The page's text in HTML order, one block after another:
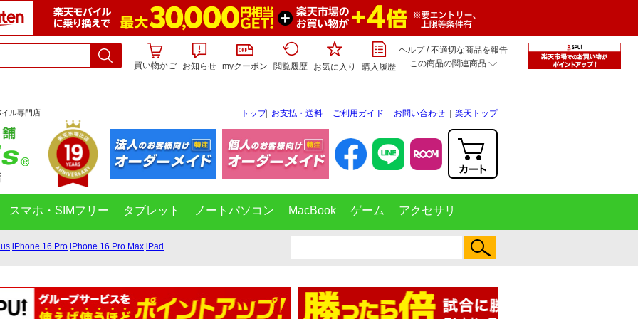
買い物かご お知らせ myクーポン 閲覧履歴 お気に入り 購入履歴
ヘルプ/不適切な商品を報告
この商品の関連商品